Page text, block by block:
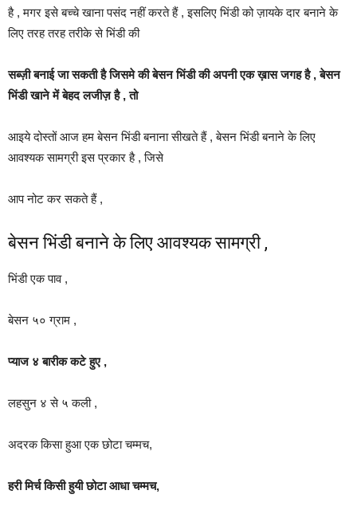
है , मगर इसे बच्चे खाना पसंद नहीं करते हैं , इसलिए भिंडी को ज़ायके दार बनाने के
लिए तरह तरह तरीके से भिंडी की
सब्ज़ी बनाई जा सकती है जिसमे की बेसन भिंडी की अपनी एक ख़ास जगह है , बेसन
भिंडी खाने में बेहद लजीज़ है , तो
आइये दोस्तों आज हम बेसन भिंडी बनाना सीखते हैं , बेसन भिंडी बनाने के लिए
आवश्यक सामग्री इस प्रकार है , जिसे
आप नोट कर सकते हैं ,
बेसन भिंडी बनाने के लिए आवश्यक सामग्री ,
भिंडी एक पाव ,
बेसन ५० ग्राम ,
प्याज ४ बारीक कटे हुए ,
लहसुन ४ से ५ कली ,
अदरक किसा हुआ एक छोटा चम्मच,
हरी मिर्च किसी हुयी छोटा आधा चम्मच,